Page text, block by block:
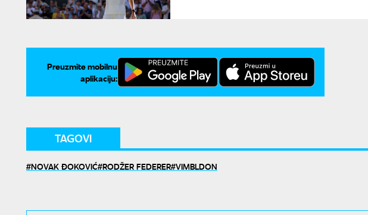
Preuzmite mobilnu
aplikaciju:
TAGOVI
NOVAK ĐOKOVIĆ RODŽER FEDERER VIMBLDON